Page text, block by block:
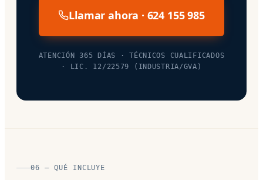
Llamar ahora · 624 155 985
ATENCIÓN 365 DÍAS · TÉCNICOS CUALIFICADOS
· LIC. 12/22579 (INDUSTRIA/GVA)
06 — QUÉ INCLUYE